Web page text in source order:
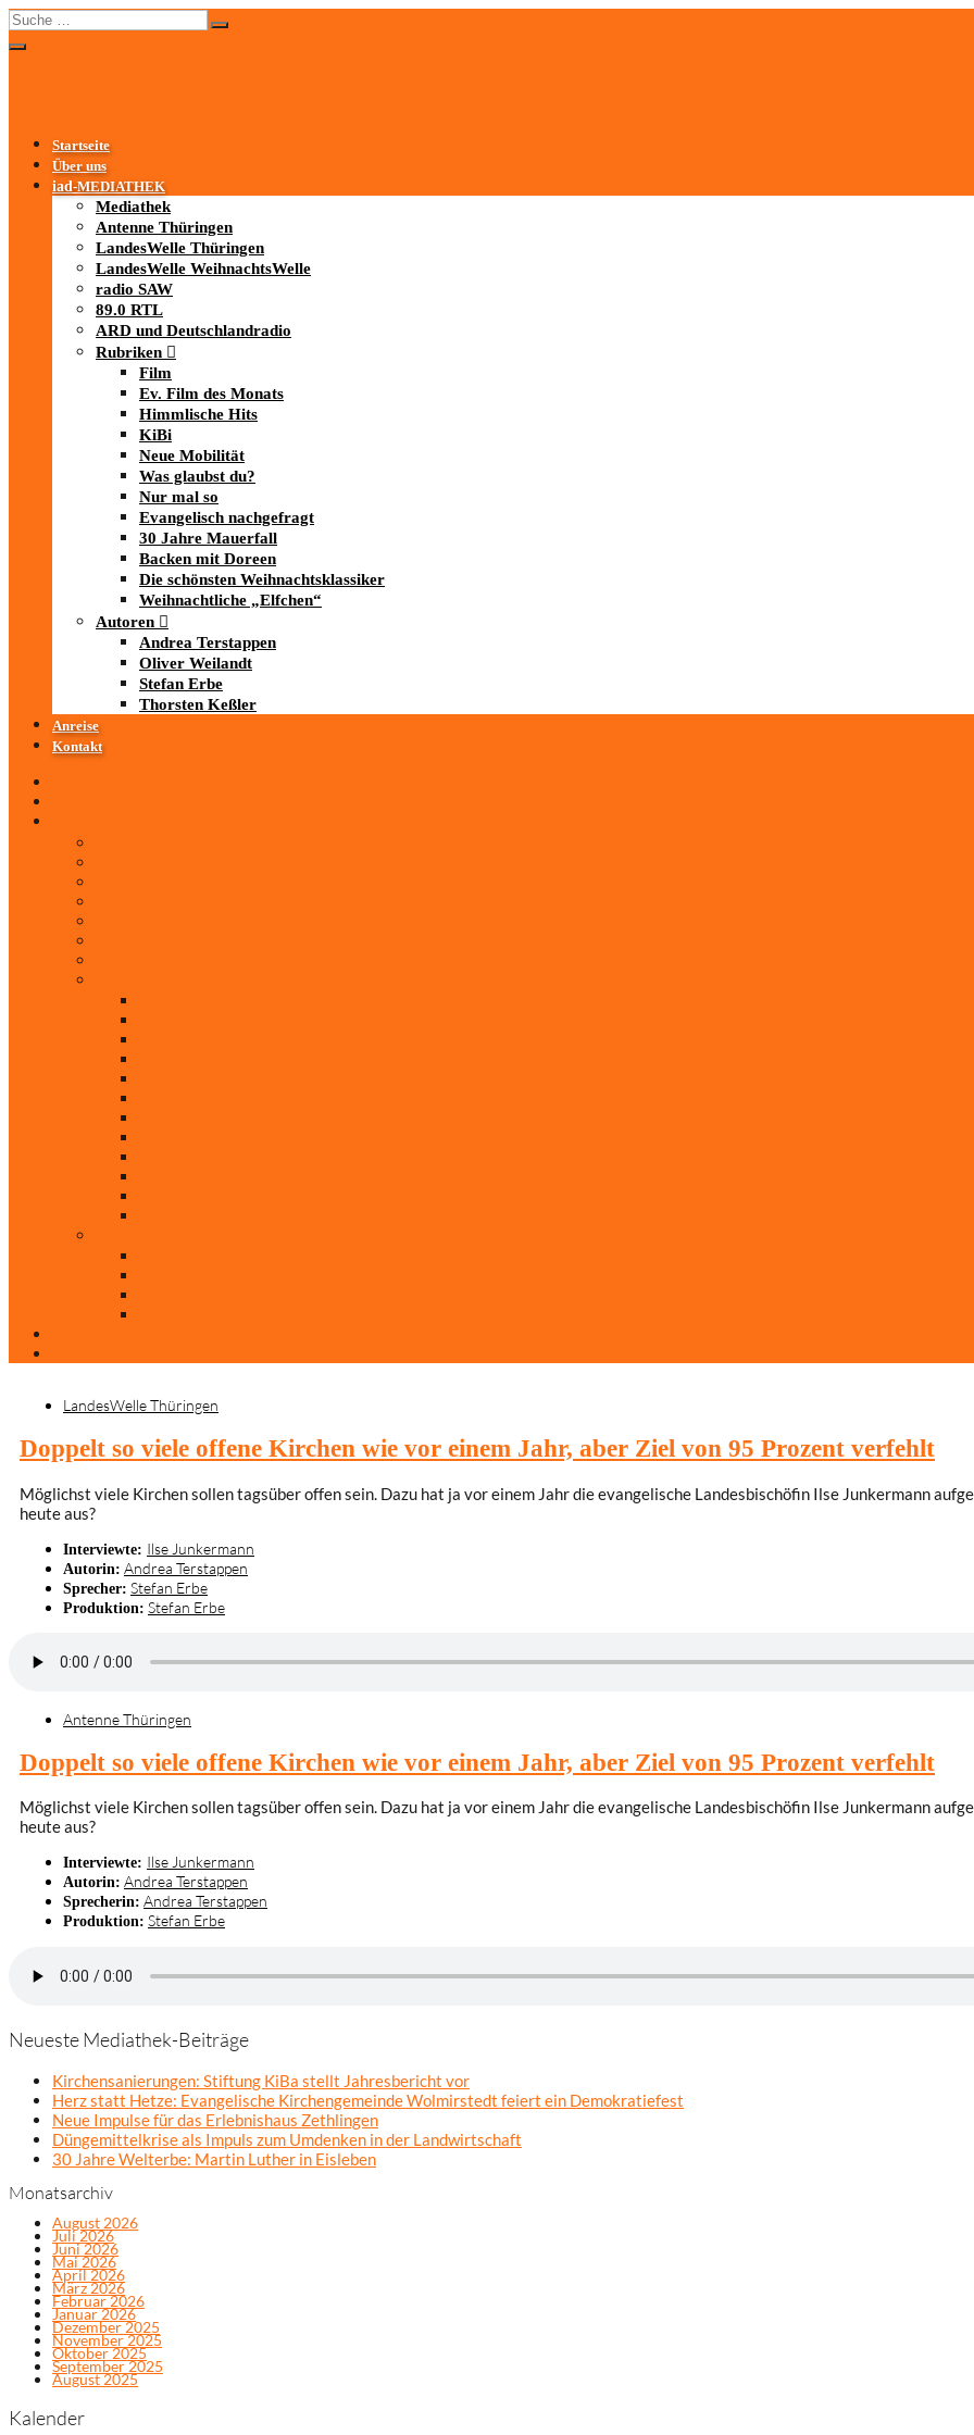
Startseite
Über uns
iad-MEDIATHEK
Mediathek
Antenne Thüringen
LandesWelle Thüringen
LandesWelle WeihnachtsWelle
radio SAW
89.0 RTL
ARD und Deutschlandradio
Rubriken
Film
Ev. Film des Monats
Himmlische Hits
KiBi
Neue Mobilität
Was glaubst du?
Nur mal so
Evangelisch nachgefragt
30 Jahre Mauerfall
Backen mit Doreen
Die schönsten Weihnachtsklassiker
Weihnachtliche „Elfchen“
Autoren
Andrea Terstappen
Oliver Weilandt
Stefan Erbe
Thorsten Keßler
Anreise
Kontakt
LandesWelle Thüringen
Doppelt so viele offene Kirchen wie vor einem Jahr, aber Ziel von 95 Prozent verfehlt
Möglichst viele Kirchen sollen tagsüber offen sein. Dazu hat ja vor einem Jahr die evangelische Landesbischöfin Ilse Junkermann
heute aus?
Interviewte: Ilse Junkermann
Autorin: Andrea Terstappen
Sprecher: Stefan Erbe
Produktion: Stefan Erbe
Antenne Thüringen
Doppelt so viele offene Kirchen wie vor einem Jahr, aber Ziel von 95 Prozent verfehlt
Möglichst viele Kirchen sollen tagsüber offen sein. Dazu hat ja vor einem Jahr die evangelische Landesbischöfin Ilse Junkermann
heute aus?
Interviewte: Ilse Junkermann
Autorin: Andrea Terstappen
Sprecherin: Andrea Terstappen
Produktion: Stefan Erbe
Neueste Mediathek-Beiträge
Kirchensanierungen: Stiftung KiBa stellt Jahresbericht vor
Herz statt Hetze: Evangelische Kirchengemeinde Wolmirstedt feiert ein Demokratiefest
Neue Impulse für das Erlebnishaus Zethlingen
Düngemittelkrise als Impuls zum Umdenken in der Landwirtschaft
30 Jahre Welterbe: Martin Luther in Eisleben
Monatsarchiv
August 2026
Juli 2026
Juni 2026
Mai 2026
April 2026
März 2026
Februar 2026
Januar 2026
Dezember 2025
November 2025
Oktober 2025
September 2025
August 2025
Kalender